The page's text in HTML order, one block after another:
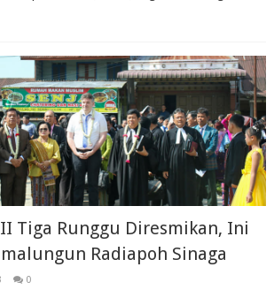
Tiga Runggu Diresmikan, Ini
Radiapoh Sinaga
0